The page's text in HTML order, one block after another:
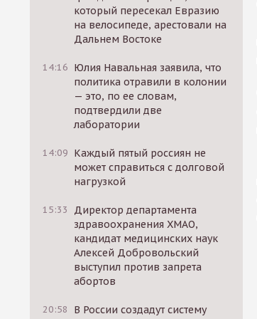
который пересекал Евразию
на велосипеде, арестовали на
Дальнем Востоке
14:16 Юлия Навальная заявила, что
политика отравили в колонии
— это, по ее словам,
подтвердили две
лаборатории
14:09 Каждый пятый россиян не
может справиться с долговой
нагрузкой
15:33
Директор департамента
здравоохранения ХМАО,
кандидат медицинских наук
Алексей Добровольский
выступил против запрета
абортов
20:58
В России создадут систему